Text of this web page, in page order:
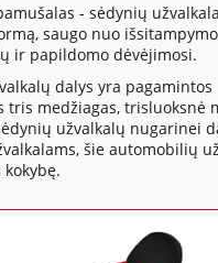
- sėdynių
saugo nuo
ir papildomo dėvėjimosi.
dalys yra pagamintos
tris medžiagas, trisluoksnė
užvalkalų nugarinei
šie automobilių